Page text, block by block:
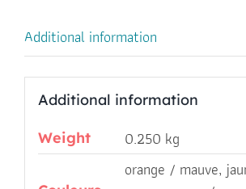
Additional information
Additional information
Weight 0.250 kg
orange / mauve,